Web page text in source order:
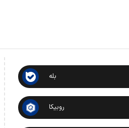
بله
روبیکا